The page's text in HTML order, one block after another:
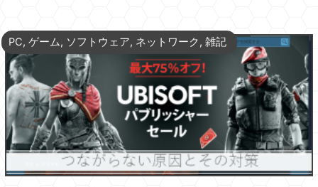
PC, ゲーム, ソフトウェア, ネットワーク, 雑記